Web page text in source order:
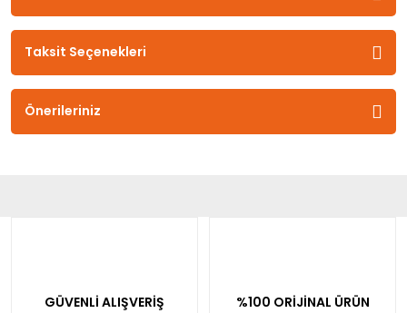
Taksit Seçenekleri
Önerileriniz
GÜVENLİ ALIŞVERİŞ %100 ORİJİNAL ÜRÜN